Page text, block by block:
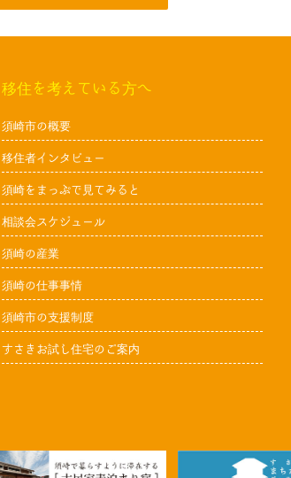
移住を考えている方へ
須崎市の概要
移住者インタビュー
須崎をまっぷで見てみると
相談会スケジュール
須崎の産業
須崎の仕事事情
須崎市の支援制度
すさきお試し住宅のご案内